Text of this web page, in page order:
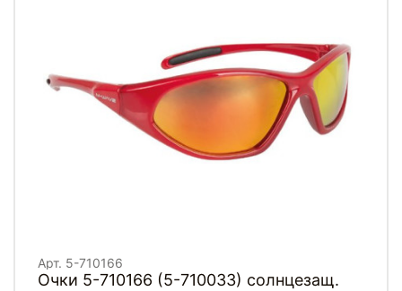
Арт. 5-710166
Очки 5-710166 (5-710033) солнцезащ.